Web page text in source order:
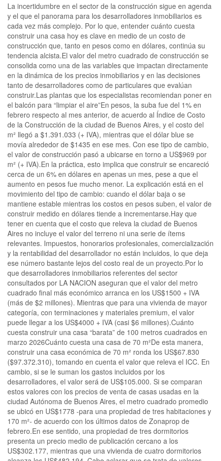
La incertidumbre en el sector de la construcción sigue en agenda
y el que el panorama para los desarrolladores inmobiliarios es
cada vez más complejo. Por lo que, entender cuánto cuesta
construir una casa hoy es clave en medio de un costo de
construcción que, tanto en pesos como en dólares, continúa su
tendencia alcista.El valor del metro cuadrado de construcción se
consolida como una de las variables que impactan directamente
en la dinámica de los precios inmobiliarios y en las decisiones
tanto de desarrolladores como de particulares que evalúan
construir.Las plantas que los especialistas recomiendan poner en
el balcón para “limpiar el aire”En pesos, la suba fue del 1% en
febrero respecto al mes anterior, de acuerdo al Índice de Costo
de la Construcción de la ciudad de Buenos Aires, y el costo del
m² llegó a $1.391.033 (+ IVA), mientras que el dólar blue se
movía alrededor de $1435 en ese mes. Con ese tipo de cambio,
el valor de construcción pasó a ubicarse en torno a US$969 por
m² (+ IVA).En la práctica, esto implica que construir se encareció
cerca de un 6% en dólares en apenas un mes, pese a que el
aumento en pesos fue mucho menor. La explicación está en el
movimiento del tipo de cambio: cuando el dólar baja o se
mantiene estable mientras los costos en pesos suben, el valor de
construir medido en dólares tiende a incrementarse.Hay que
tener en cuenta que el costo que releva la ciudad de Buenos
Aires no incluye el valor del terreno ni una serie de ítems
relevantes. Impuestos, honorarios profesionales, comercialización
y la rentabilidad del desarrollador no están incluidos, lo que deja
ese número bastante lejos del costo real de un proyecto.Por lo
que desarrolladores inmobiliarios referentes del sector
consultados por LA NACION aseguran que el valor del metro
cuadrado final más económico arranca en los US$1500 + IVA
(más de $2 millones). Mientras que para una vivienda de mayor
categoría, con terminaciones y materiales premium, el valor
puede llegar a los US$4000 + IVA (casi $6 millones).Cuánto
cuesta construir una casa “barata” de 100 metros cuadrados en
marzo 2026Cuánto cuesta una casa de 70 m²De esta manera,
construir una casa económica de 70 m² ronda los US$67.830
($97.372.310), tomando en cuenta el valor que releva el ICC. En
cambio, si se le suman los gastos incluidos por los
desarrolladores, el valor será de US$105.000. Si se comparan
estos valores con los precios de venta de casas usadas en la
ciudad Autónoma de Buenos Aires, el metro cuadrado promedio
se ubicó en US$1778 -para una propiedad de tres habitaciones y
170 m²- de acuerdo con los últimos datos de Zonaprop de
febrero.En ese sentido, una propiedad de tres dormitorios
presenta un precio medio de publicación cercano a los
US$302.177, mientras que una vivienda de cuatro dormitorios